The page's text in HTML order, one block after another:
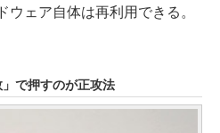
ウェア自体は再利用できる。
で押すのが正攻法